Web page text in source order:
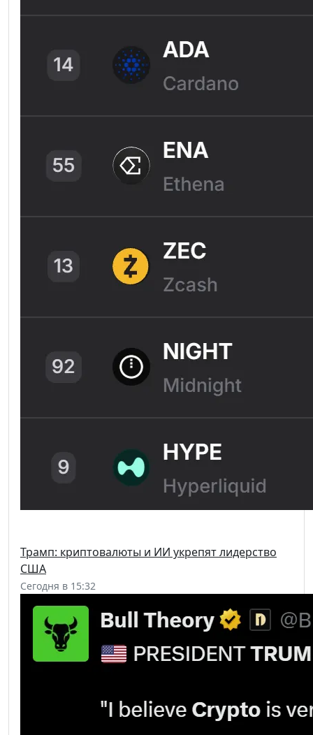
Трамп: криптовалюты и ИИ укрепят лидерство
США
Сегодня в 15:32